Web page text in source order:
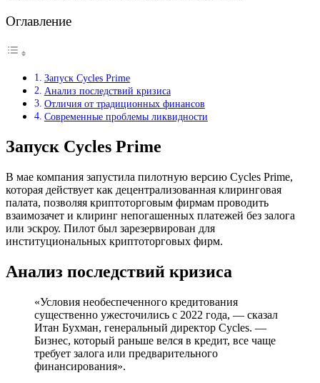
Оглавление
Запуск Cycles Prime
Анализ последствий кризиса
Отличия от традиционных финансов
Современные проблемы ликвидности
Запуск Cycles Prime
В мае компания запустила пилотную версию Cycles Prime,
которая действует как децентрализованная клиринговая
палата, позволяя криптоторговым фирмам проводить
взаимозачет и клиринг непогашенных платежей без залога
или эскроу. Пилот был зарезервирован для
институциональных криптоторговых фирм.
Анализ последствий кризиса
«Условия необеспеченного кредитования
существенно ужесточились с 2022 года, — сказал
Итан Бухман, генеральный директор Cycles. —
Бизнес, который раньше велся в кредит, все чаще
требует залога или предварительного
финансирования».